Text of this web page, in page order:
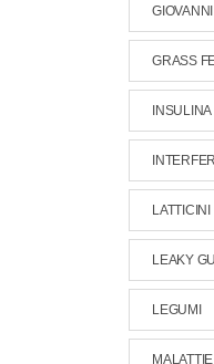
GRASS
INSULINA
LATTICINI
LEAKY
LEGUMI